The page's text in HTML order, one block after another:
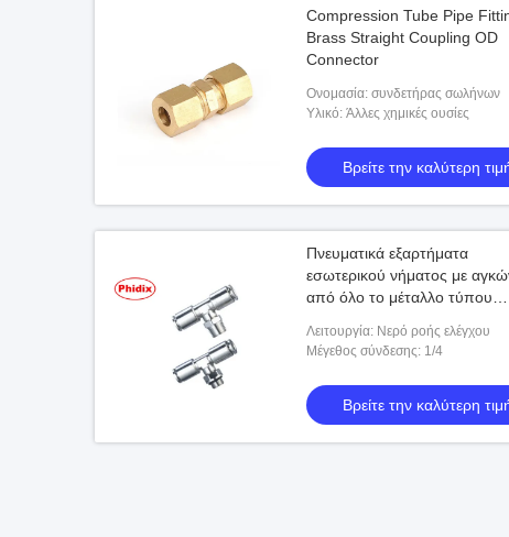
Compression Tube Pipe
Brass Straight Coupling OD
Connector
Ονομασία: συνδετήρας σωλήνων
Υλικό: Άλλες χημικές ουσίες
Βρείτε την καλύτερη
Πνευματικά εξαρτήματα
εσωτερικού νήματος με
από όλο το μέταλλο τύπου
Λειτουργία: Νερό ροής ελέγχου
Μέγεθος σύνδεσης: 1/4
Βρείτε την καλύτερη